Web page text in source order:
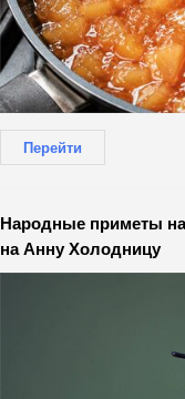
Перейти
Народные приметы на
на Анну Холодницу